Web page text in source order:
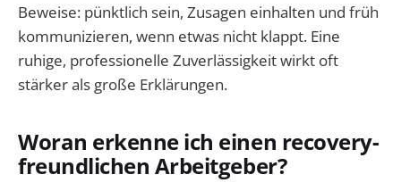
Beweise: pünktlich sein, Zusagen einhalten und früh
kommunizieren, wenn etwas nicht klappt. Eine
ruhige, professionelle Zuverlässigkeit wirkt oft
stärker als große Erklärungen.
Woran erkenne ich einen recovery-
freundlichen Arbeitgeber?